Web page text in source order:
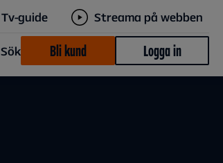
Tv-guide Streama på webben
Sök Bli kund Logga in